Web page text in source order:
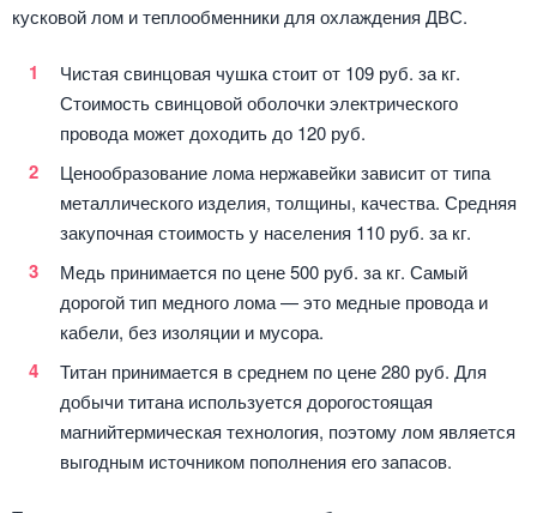
кусковой лом и теплообменники для охлаждения ДВС.
Чистая свинцовая чушка стоит от 109 руб. за кг.
Стоимость свинцовой оболочки электрического
провода может доходить до 120 руб.
Ценообразование лома нержавейки зависит от типа
металлического изделия, толщины, качества. Средняя
закупочная стоимость у населения 110 руб. за кг.
Медь принимается по цене 500 руб. за кг. Самый
дорогой тип медного лома — это медные провода и
кабели, без изоляции и мусора.
Титан принимается в среднем по цене 280 руб. Для
добычи титана используется дорогостоящая
магнийтермическая технология, поэтому лом является
выгодным источником пополнения его запасов.